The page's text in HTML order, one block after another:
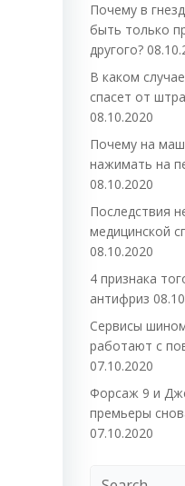
Почему в
быть только
другого?
В каком
спасет от
08.10.2020
Почему на
нажимать на
08.10.2020
Последствия
медицинской
08.10.2020
4 признака
антифриз
Сервисы
работают с
07.10.2020
Форсаж 9 и
премьеры
07.10.2020
Search